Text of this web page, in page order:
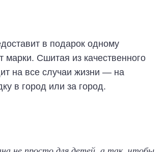
в подарок одному
Сшитая из качественного
на все случаи жизни — на
в город или за город.